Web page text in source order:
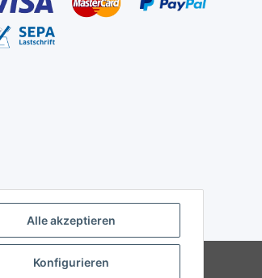
Powered by
Alle akzeptieren
Konfigurieren